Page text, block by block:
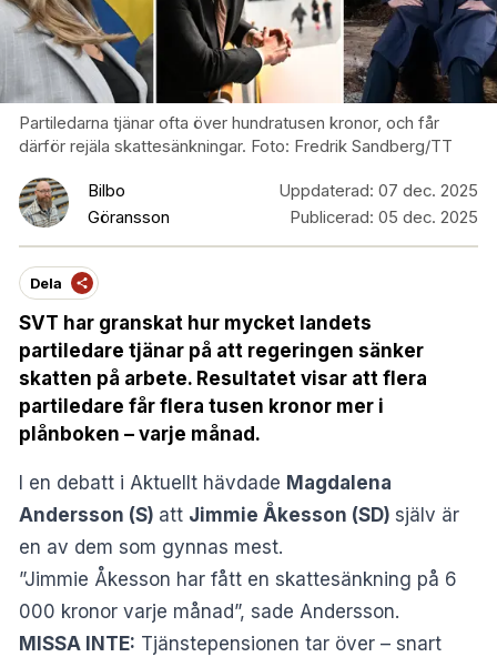
Partiledarna tjänar ofta över hundratusen kronor, och får
därför rejäla skattesänkningar. Foto: Fredrik Sandberg/TT
Bilbo
Göransson
Uppdaterad: 07 dec. 2025
Publicerad: 05 dec. 2025
Dela
SVT har granskat hur mycket landets
partiledare tjänar på att regeringen sänker
skatten på arbete. Resultatet visar att flera
partiledare får flera tusen kronor mer i
plånboken – varje månad.
I en debatt i Aktuellt hävdade Magdalena
Andersson (S) att Jimmie Åkesson (SD) själv är
en av dem som gynnas mest.
”Jimmie Åkesson har fått en skattesänkning på 6
000 kronor varje månad”, sade Andersson.
MISSA INTE: Tjänstepensionen tar över – snart